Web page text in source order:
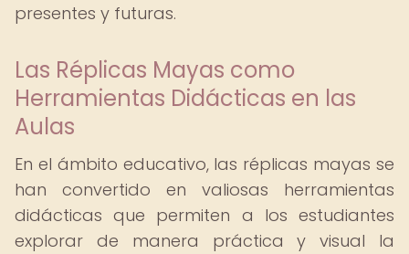
presentes y futuras.
Las Réplicas Mayas como
Herramientas Didácticas en las
Aulas
En el ámbito educativo, las réplicas mayas se
han convertido en valiosas herramientas
didácticas que permiten a los estudiantes
explorar de manera práctica y visual la